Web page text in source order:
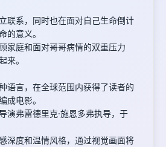
联系，同时也在面对自己生命倒计
的意义。
家庭和面对哥哥病情的双重压力
来。
语言，在全球范围内获得了读者的
成电影。
演弗雷德里克·施恩多弗执导，于
深度和温情风格，通过视觉画面将